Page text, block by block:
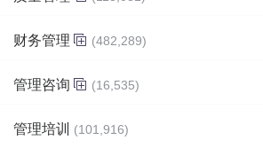
财务管理 (482,289)
管理咨询 (16,535)
管理培训 (101,916)